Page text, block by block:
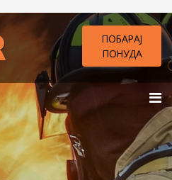
ПОБАРАЈ
ПОНУДА